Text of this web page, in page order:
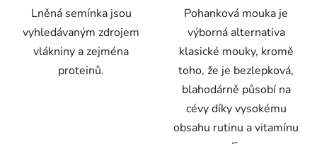
Lněná semínka jsou
vyhledávaným zdrojem
vlákniny a zejména
proteinů.
Pohanková mouka je
výborná alternativa
klasické mouky, kromě
toho, že je bezlepková,
blahodárně působí na
cévy díky vysokému
obsahu rutinu a vitamínu